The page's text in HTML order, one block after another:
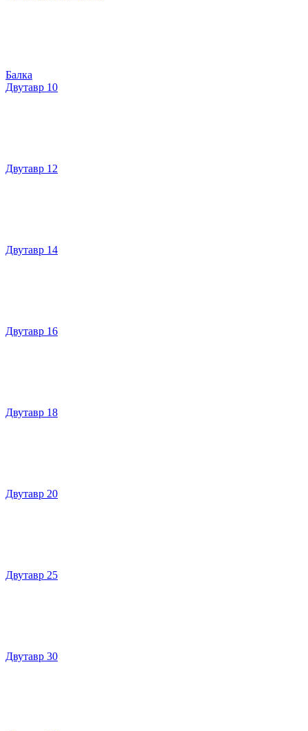
Балка
Двутавр 10
Двутавр 12
Двутавр 14
Двутавр 16
Двутавр 18
Двутавр 20
Двутавр 25
Двутавр 30